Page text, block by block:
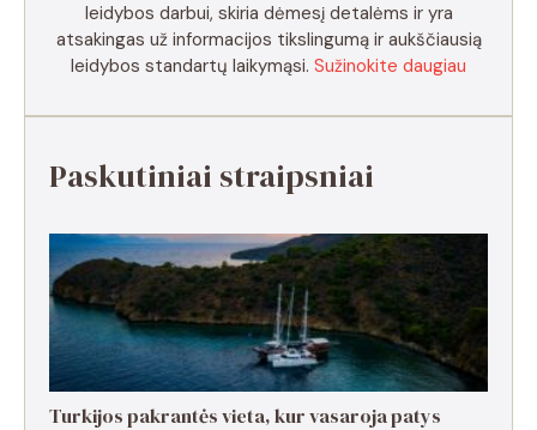
leidybos darbui, skiria dėmesį detalėms ir yra
atsakingas už informacijos tikslingumą ir aukščiausią
leidybos standartų laikymąsi. Sužinokite daugiau
Paskutiniai straipsniai
Turkijos pakrantės vieta, kur vasaroja patys